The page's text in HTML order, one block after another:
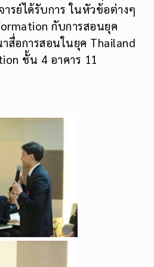
รย์ได้รับการ ในหัวข้อต่างๆ
กับการสอนยุค
สื่อการสอนในยุค Thailand
ชั้น 4 อาคาร 11